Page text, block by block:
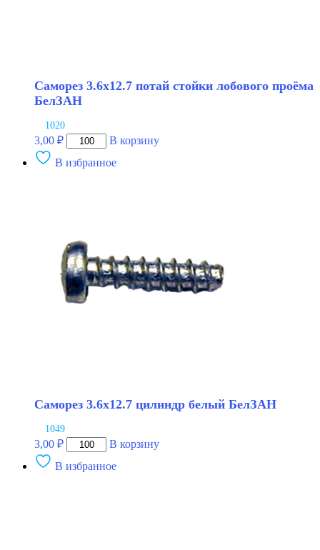
Саморез 3.6х12.7 потай стойки лобового проёма
БелЗАН
1020
3,00 ₽
Количество
товара
Саморез
БелЗАН
В корзину
В избранное
Саморез 3.6х12.7 цилиндр белый БелЗАН
1049
3,00 ₽
Количество
товара
Саморез
В корзину
В избранное